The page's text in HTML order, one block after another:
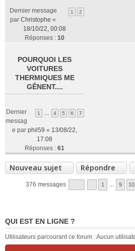
1 2
Dernier message
par Christophe «
18/10/22, 00:08
Réponses : 10
POURQUOI LES
VOITURES
THERMIQUES ME
GÊNENT....
1 4 5 6 7
Dernier
messag
e par phil59 « 13/08/22,
17:08
Réponses : 61
Nouveau sujet Répondre
376 messages 1 9 10
QUI EST EN LIGNE ?
Utilisateurs parcourant ce forum : Aucun